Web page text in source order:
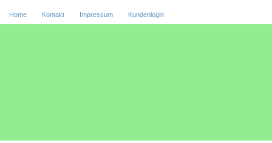
Home Kontakt Impressum Kundenlogin